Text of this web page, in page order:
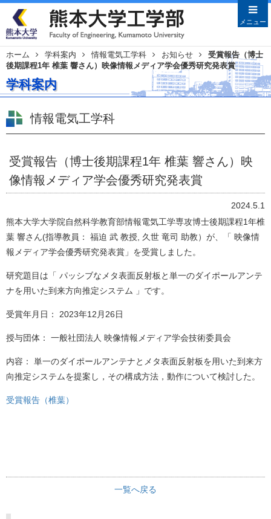
メニュー
ホーム 学科案内 情報電気工学科 お知らせ
受賞報告（博士
後期課程1年 椎葉 響さん）映像情報メディア学会優秀研究発表賞
学科案内
情報電気工学科
受賞報告（博士後期課程1年 椎葉 響さん）映
像情報メディア学会優秀研究発表賞
2024.5.1
熊本大学大学院自然科学教育部情報電気工学専攻博士後期課程1年椎
葉 響さん(指導教員： 福迫 武 教授, 久世 竜司 助教）が、「 映像情
報メディア学会優秀研究発表賞」を受賞しました。
研究題目は「 パッシブなメタ表面反射板と単一のダイポールアンテ
ナを用いた到来方向推定システム 」です。
受賞年月日： 2023年12月26日
授与団体： 一般社団法人 映像情報メディア学会技術委員会
内容： 単一のダイポールアンテナとメタ表面反射板を用いた到来方
向推定システムを提案し，その構成方法，動作について検討した。
受賞報告（椎葉）
一覧へ戻る
メニューを閉じる
Japanese English
学部案内
教育目的・目標
教員特集
土木建築学科
機械数理工学科
学生活動
キャンパスマップ